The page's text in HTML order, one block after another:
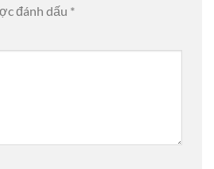
đánh dấu *